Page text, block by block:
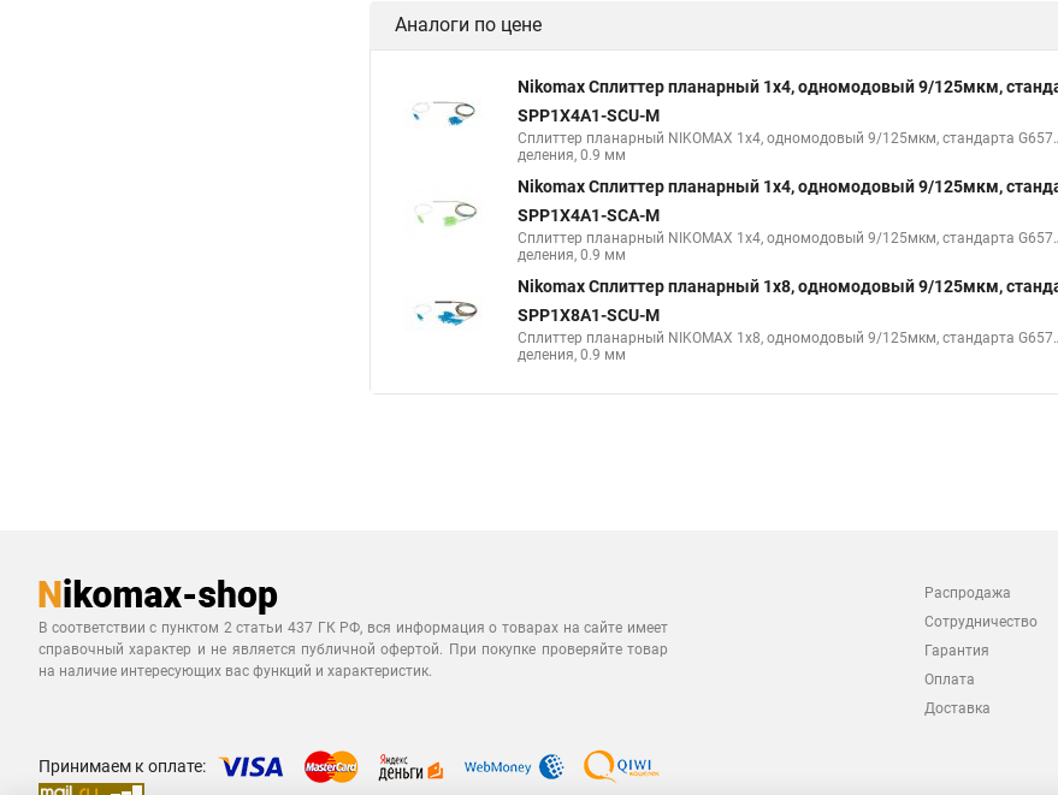
Аналоги по цене
Nikomax Сплиттер планарный 1x4, одномодовый 9/125мкм,
SPP1X4A1-SCU-M
Сплиттер планарный NIKOMAX 1x4, одномодовый 9/125мкм, стандарта
деления, 0.9 мм
Nikomax Сплиттер планарный 1x4, одномодовый 9/125мкм,
SPP1X4A1-SCA-M
Сплиттер планарный NIKOMAX 1x4, одномодовый 9/125мкм, стандарта
деления, 0.9 мм
Nikomax Сплиттер планарный 1x8, одномодовый 9/125мкм,
SPP1X8A1-SCU-M
Сплиттер планарный NIKOMAX 1x8, одномодовый 9/125мкм, стандарта
деления, 0.9 мм
В соответствии с пунктом 2 статьи 437 ГК РФ, вся информация о товарах на сайте имеет
справочный характер и не является публичной офертой. При покупке проверяйте товар
на наличие интересующих вас функций и характеристик.
Распродажа
Сотрудничество
Гарантия
Оплата
Доставка
Принимаем к оплате: